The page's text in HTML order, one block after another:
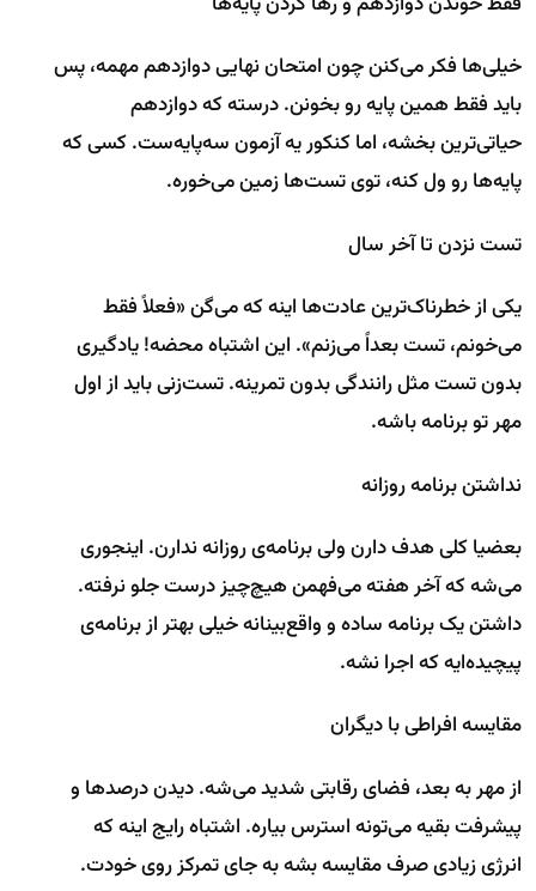
خیلی‌ها فکر می‌کنن چون امتحان نهایی دوازدهم مهمه، پس
باید فقط همین پایه رو بخونن. درسته که دوازدهم
حیاتی‌ترین بخشه، اما کنکور یه آزمون سه‌پایه‌ست. کسی که
پایه‌ها رو ول کنه، توی تست‌ها زمین می‌خوره.
تست نزدن تا آخر سال
یکی از خطرناک‌ترین عادت‌ها اینه که می‌گن «فعلاً فقط
می‌خونم، تست بعداً می‌زنم». این اشتباه محضه! یادگیری
بدون تست مثل رانندگی بدون تمرینه. تست‌زنی باید از اول
مهر تو برنامه باشه.
نداشتن برنامه روزانه
بعضیا کلی هدف دارن ولی برنامه‌ی روزانه ندارن. اینجوری
می‌شه که آخر هفته می‌فهمن هیچ‌چیز درست جلو نرفته.
داشتن یک برنامه ساده و واقع‌بینانه خیلی بهتر از برنامه‌ی
پیچیده‌ایه که اجرا نشه.
مقایسه افراطی با دیگران
از مهر به بعد، فضای رقابتی شدید می‌شه. دیدن درصدها و
پیشرفت بقیه می‌تونه استرس بیاره. اشتباه رایج اینه که
انرژی زیادی صرف مقایسه بشه به جای تمرکز روی خودت.